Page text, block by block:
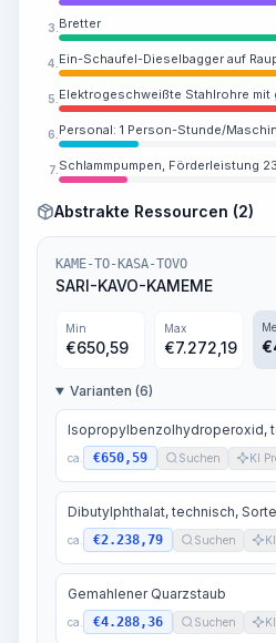
3. Bretter
4.
5.
6. Personal: 1 Person-Stunde/
7.
Abstrakte Ressourcen (2)
KAME-TO-KASA-TOVO
SARI-KAVO-KAMEME
Min
€650,59
Max
€7.272,19 €
Varianten (6)
Isopropylbenzolhydroperoxid,
ca. €650,59 Suchen KI
Dibutylphthalat, technisch,
ca. €2.238,79 Suchen
Gemahlener Quarzstaub
ca. €4.288,36 Suchen